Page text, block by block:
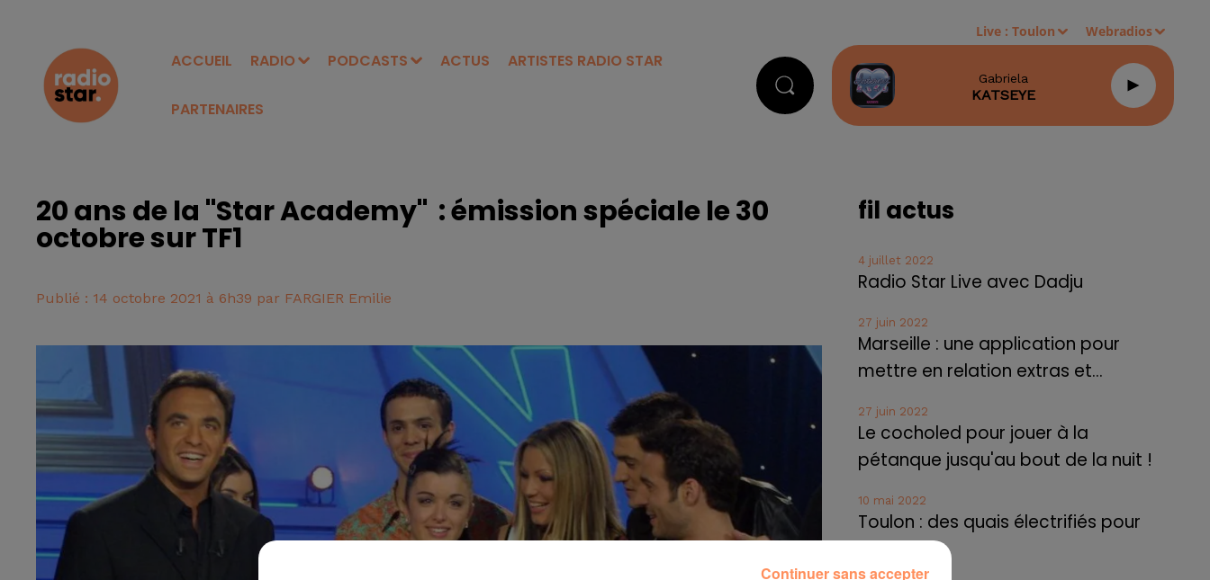
ACCUEIL RADIO PODCASTS ACTUS ARTISTES RADIO STAR
PARTENAIRES
Live :Toulon Webradios
Gabriela
KATSEYE
20 ans de la "Star Academy" : émission spéciale le 30
octobre sur TF1
Publié : 14 octobre 2021 à 6h39 par FARGIER Emilie
fil actus
4 juillet 2022
Radio Star Live avec Dadju
27 juin 2022
Marseille : une application pour
mettre en relation extras et...
27 juin 2022
Le cocholed pour jouer à la
pétanque jusqu'au bout de la nuit !
10 mai 2022
Toulon : des quais électrifiés pour
Continuer sans accepter